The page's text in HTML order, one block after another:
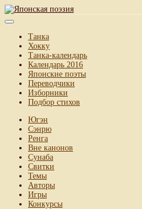
Танка
Хокку
Танка-календарь
Календарь 2016
Японские поэты
Переводчики
Изборники
Подбор стихов
Югэн
Сэнрю
Ренга
Вне канонов
Сунаба
Свитки
Темы
Авторы
Игры
Конкурсы